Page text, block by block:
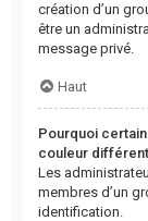
création d’un
être un
message privé.
Haut
Pourquoi
couleur
Les
membres d’un
identification.